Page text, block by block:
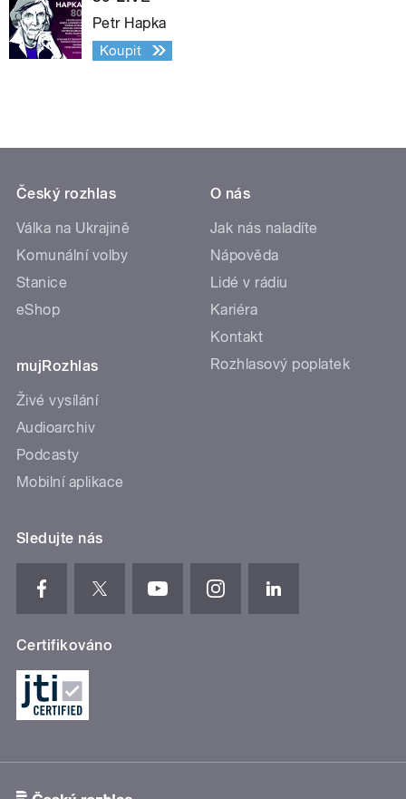
Petr Hapka
Koupit
Český rozhlas
Válka na Ukrajině
Komunální volby
Stanice
eShop
mujRozhlas
Živé vysílání
Audioarchiv
Podcasty
Mobilní aplikace
O nás
Jak nás naladíte
Nápověda
Lidé v rádiu
Kariéra
Kontakt
Rozhlasový poplatek
Sledujte nás
Certifikováno